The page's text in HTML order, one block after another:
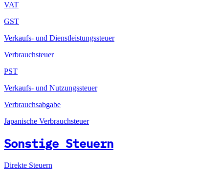
VAT
GST
Verkaufs- und Dienstleistungssteuer
Verbrauchsteuer
PST
Verkaufs- und Nutzungssteuer
Verbrauchsabgabe
Japanische Verbrauchsteuer
Sonstige Steuern
Direkte Steuern